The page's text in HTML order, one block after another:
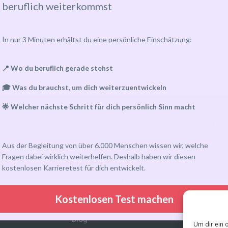
Um dir ein
Eventkalender
Community-Gruppen
Kundenkonto
Blog
Team
Kontakt
beruflich weiterkommst
In nur 3 Minuten erhältst du eine persönliche Einschätzung:
📍 Wo du beruflich gerade stehst
🎓 Was du brauchst, um dich weiterzuentwickeln
🌟 Welcher nächste Schritt für dich persönlich Sinn macht
Aus der Begleitung von über 6.000 Menschen wissen wir, welche
Fragen dabei wirklich weiterhelfen. Deshalb haben wir diesen
kostenlosen Karrieretest für dich entwickelt.
Kostenlosen Test machen